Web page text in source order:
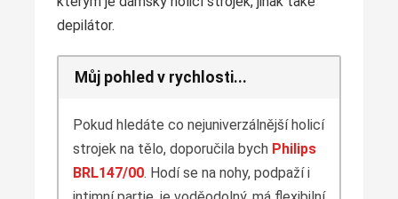
depilátor.
Můj pohled v rychlosti...
Pokud hledáte co nejuniverzálnější holicí
strojek na tělo, doporučila bych Philips
BRL147/00. Hodí se na nohy, podpaží i